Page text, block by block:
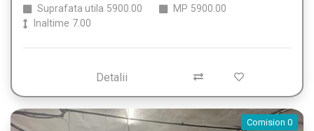
Suprafata utila 5900.00 MP 5900.00
Inaltime 7.00
Detalii
Comision 0